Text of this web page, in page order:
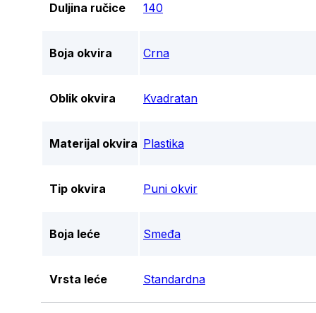
Duljina ručice 140
Boja okvira Crna
Oblik okvira Kvadratan
Materijal okvira Plastika
Tip okvira Puni okvir
Boja leće Smeđa
Vrsta leće Standardna